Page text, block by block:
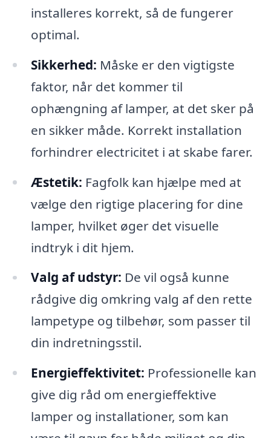
installeres korrekt, så de fungerer
optimal.
Sikkerhed: Måske er den vigtigste
faktor, når det kommer til
ophængning af lamper, at det sker på
en sikker måde. Korrekt installation
forhindrer electricitet i at skabe farer.
Æstetik: Fagfolk kan hjælpe med at
vælge den rigtige placering for dine
lamper, hvilket øger det visuelle
indtryk i dit hjem.
Valg af udstyr: De vil også kunne
rådgive dig omkring valg af den rette
lampetype og tilbehør, som passer til
din indretningsstil.
Energieffektivitet: Professionelle kan
give dig råd om energieffektive
lamper og installationer, som kan